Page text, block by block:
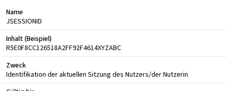
Name
JSESSIONID
Inhalt (Beispiel)
R5E0F8CC126518A2FF92F4614XYZABC
Zweck
Identifikation der aktuellen Sitzung des Nutzers/der Nutzerin